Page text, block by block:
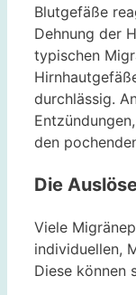
Blutgefäße
Dehnung der
typischen
durchlässig.
den
Die
Viele
individuellen,
Diese können